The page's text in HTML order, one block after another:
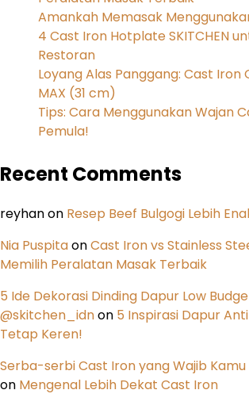
Amankah Memasak
4 Cast Iron Hotplate SKITCHEN
Restoran
Loyang Alas Panggang: Cast Iron
MAX (31 cm)
Tips: Cara Menggunakan Wajan
Pemula!
Recent Comments
reyhanon Resep Beef Bulgogi Lebih
Nia PuspitaonCast Iron vs Stainless
Memilih Peralatan Masak Terbaik
5 Ide Dekorasi Dinding Dapur Low
@skitchen_idnon 5 Inspirasi Dapur
Tetap Keren!
Serba-serbi Cast Iron yang Wajib Kamu
on Mengenal Lebih Dekat Cast Iron